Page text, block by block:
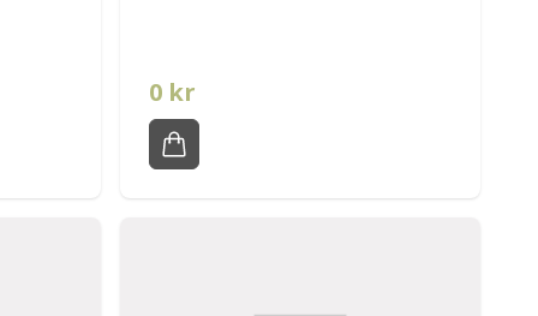
0 kr